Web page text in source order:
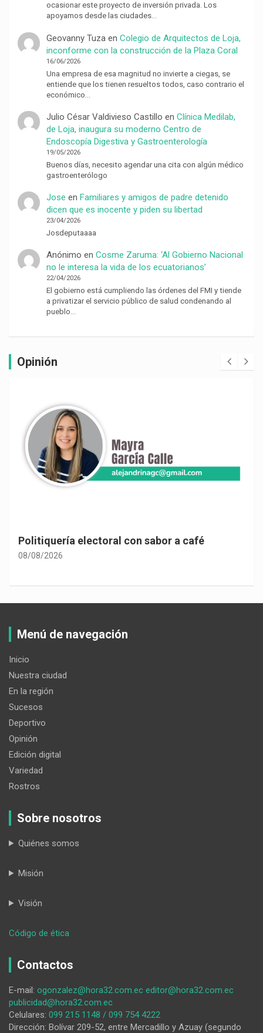
ocasionar este proyecto de inversión privada. Los
apoyamos desde las ciudades…
Geovanny Tuzaen Colegio de Arquitectos de Loja,
inconforme con la construcción de la Plaza Coral
16/06/2026
Una empresa de esa magnitud no invierte a ciegas, se
entiende que los tienen resueltos todos, caso contrario el
económico…
Julio César Valdivieso Castillo en Clínica Medilab,
de Loja, inaugura su moderno Centro de
Endoscopía Digestiva y Gastroenterología
19/05/2026
Buenos días, necesito agendar una cita con algún médico
gastroenterólogo
Jose en Familiares y amigos de padre detenido
dicen que es inocente y piden su libertad
23/04/2026
Josdeputaaaa
Anónimo en Cosme Zaruma: ‘Al Gobierno Nacional
no le interesa la vida de los ecuatorianos’
22/04/2026
El gobierno está cumpliendo las órdenes del FMI y tiende
a privatizar el servicio público de salud condenando al
pueblo…
Opinión
Politiquería electoral con sabor a café
08/08/2026
Menú de navegación
Inicio
Nuestra ciudad
En la región
Sucesos
Deportivo
Opinión
Edición digital
Variedad
Rostros
Sobre nosotros
Quiénes somos
Misión
Visión
Código de ética
el
perdedor?
Contactos
E-mail: ogonzalez@hora32.com.ec editor@hora32.com.ec
publicidad@hora32.com.ec
Celulares: 099 215 1148 / 099 754 4222
Dirección: Bolívar 209-52, entre Mercadillo y Azuay (segundo